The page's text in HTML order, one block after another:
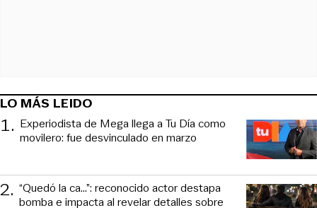
LO MÁS LEIDO
1. Experiodista de Mega llega a Tu Día como
movilero: fue desvinculado en marzo
2. “Quedó la ca...”: reconocido actor destapa
bomba e impacta al revelar detalles sobre